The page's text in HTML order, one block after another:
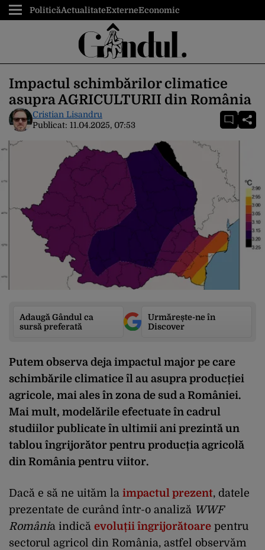
PoliticăActualitateExterneEconomic
Impactul schimbărilor climatice
asupra AGRICULTURII din România
Cristian Lisandru
Publicat: 11.04.2025, 07:53
Adaugă Gândul ca
sursă preferată
Urmărește-ne în
Discover
Putem observa deja impactul major pe care
schimbările climatice îl au asupra producției
agricole, mai ales în zona de sud a României.
Mai mult, modelările efectuate în cadrul
studiilor publicate în ultimii ani prezintă un
tablou îngrijorător pentru producția agricolă
din România pentru viitor.
Dacă e să ne uităm la impactul prezent, datele
prezentate de curând într-o analiză WWF
România indică evoluții îngrijorătoare pentru
sectorul agricol din România, astfel observăm